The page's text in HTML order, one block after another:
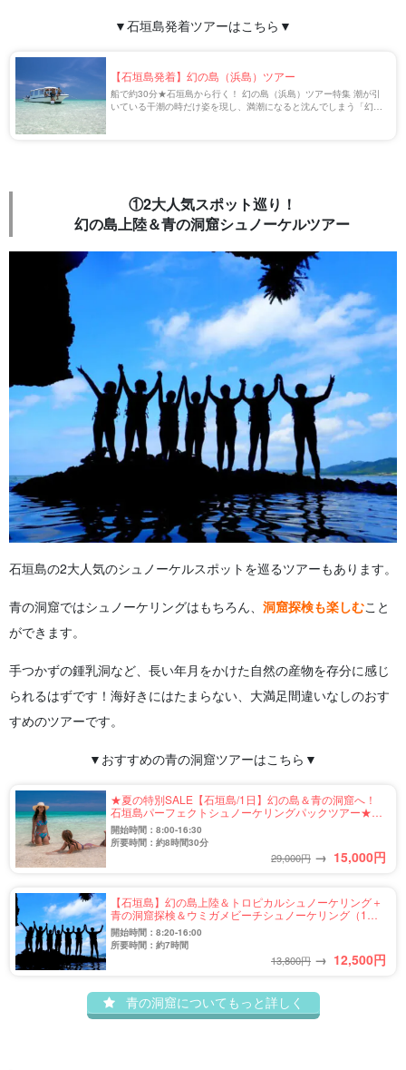
▼石垣島発着ツアーはこちら▼
【石垣島発着】幻の島（浜島）ツアー
船で約30分★石垣島から行く！ 幻の島（浜島）ツアー特集 潮が引
いている干潮の時だけ姿を現し、満潮になると沈んでしまう「幻の
①2大人気スポット巡り！
幻の島上陸＆青の洞窟シュノーケルツアー
石垣島の2大人気のシュノーケルスポットを巡るツアーもあります。
青の洞窟ではシュノーケリングはもちろん、 洞窟探検も楽しむこと
ができます。
手つかずの鍾乳洞など、長い年月をかけた自然の産物を存分に感じ
られるはずです！海好きにはたまらない、大満足間違いなしのおす
すめのツアーです。
▼おすすめの青の洞窟ツアーはこちら▼
★夏の特別SALE【石垣島/1日】幻の島＆青の洞窟へ！
石垣島パーフェクトシュノーケリングパックツアー★写
真無料（No.460）
開始時間：8:00-16:30
所要時間：約8時間30分
29,000円 → 15,000円
【石垣島】幻の島上陸＆トロピカルシュノーケリング＋
青の洞窟探検＆ウミガメビーチシュノーケリング（1日
コース）（No.401）
開始時間：8:20-16:00
所要時間：約7時間
13,800円 → 12,500円
青の洞窟についてもっと詳しく